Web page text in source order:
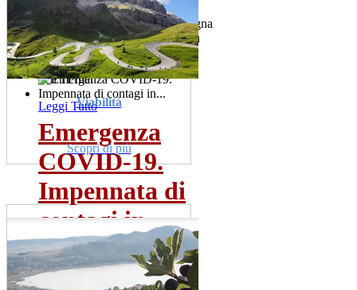
I giganti di cartapesta dalla Spagna
e dalle Fiandre presenti anche in
due comuni della...
ven 11 mar
Leggi Tutto
Emergenza
COVID-19.
Impennata di
contagi in...
Sono una trentina gia' i tamponi
risultati positivi. La meta' dei
Viabilità
Scopri di più